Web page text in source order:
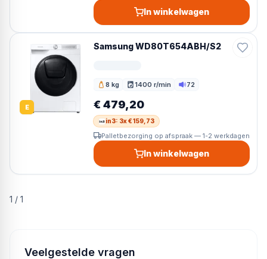
In winkelwagen
E
Samsung WD80T654ABH/S2
8 kg
Vulgewicht1400 r/min
Toerental 72
Geluid
€ 479,20
in3: 3x € 159,73
Palletbezorging op afspraak — 1-2 werkdagen
In winkelwagen
1 / 1
Veelgestelde vragen